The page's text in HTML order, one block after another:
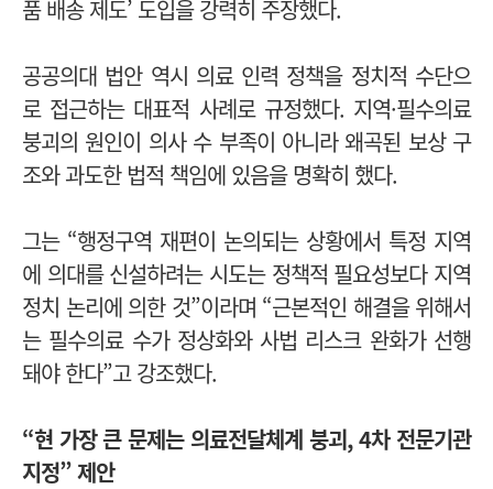
품 배송 제도’ 도입을 강력히 주장했다.
공공의대 법안 역시 의료 인력 정책을 정치적 수단으
로 접근하는 대표적 사례로 규정했다. 지역·필수의료
붕괴의 원인이 의사 수 부족이 아니라 왜곡된 보상 구
조와 과도한 법적 책임에 있음을 명확히 했다.
그는 “행정구역 재편이 논의되는 상황에서 특정 지역
에 의대를 신설하려는 시도는 정책적 필요성보다 지역
정치 논리에 의한 것”이라며 “근본적인 해결을 위해서
는 필수의료 수가 정상화와 사법 리스크 완화가 선행
돼야 한다”고 강조했다.
“현 가장 큰 문제는 의료전달체계 붕괴, 4차 전문기관
지정” 제안